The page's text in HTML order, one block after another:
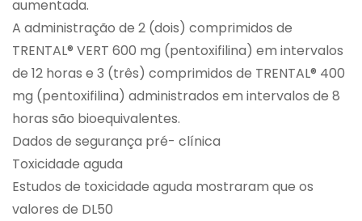
aumentada.
A administração de 2 (dois) comprimidos de
TRENTAL® VERT 600 mg (pentoxifilina) em intervalos
de 12 horas e 3 (três) comprimidos de TRENTAL® 400
mg (pentoxifilina) administrados em intervalos de 8
horas são bioequivalentes.
Dados de segurança pré- clínica
Toxicidade aguda
Estudos de toxicidade aguda mostraram que os
valores de DL50